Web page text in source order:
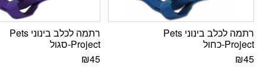
רתמה לכלב בינוני Pets
Project-כחול
₪45
רתמה לכלב בינוני Pets
Project-סגול
₪45